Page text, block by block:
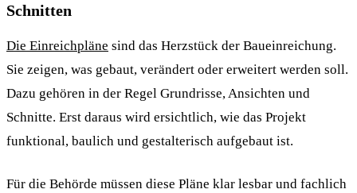
Schnitten
Die Einreichpläne sind das Herzstück der Baueinreichung.
Sie zeigen, was gebaut, verändert oder erweitert werden soll.
Dazu gehören in der Regel Grundrisse, Ansichten und
Schnitte. Erst daraus wird ersichtlich, wie das Projekt
funktional, baulich und gestalterisch aufgebaut ist.
Für die Behörde müssen diese Pläne klar lesbar und fachlich